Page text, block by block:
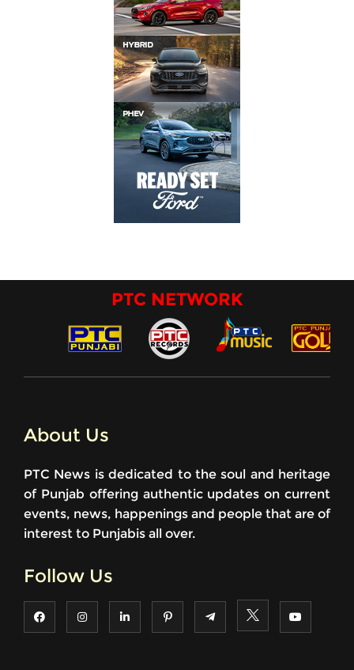
PTC NETWORK
About Us
PTC News is dedicated to the soul and heritage
of Punjab offering authentic updates on current
events, news, happenings and people that are of
interest to Punjabis all over.
Follow Us